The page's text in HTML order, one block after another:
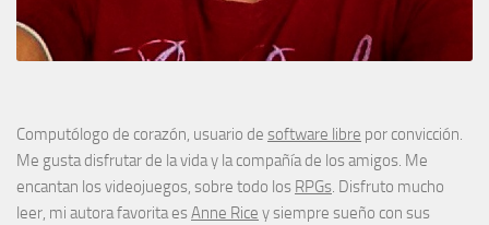
Computólogo de corazón, usuario de software libre por convicción.
Me gusta disfrutar de la vida y la compañía de los amigos. Me
encantan los videojuegos, sobre todo los RPGs. Disfruto mucho
leer, mi autora favorita esAnne Rice y siempre sueño con sus